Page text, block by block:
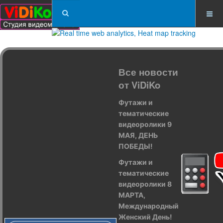
Все новости
от ViDiKo
Футажи и
тематические
видеоролики 9
МАЯ, ДЕНЬ
ПОБЕДЫ!
Футажи и
тематические
видеоролики 8
МАРТА,
Международный
Женский День!